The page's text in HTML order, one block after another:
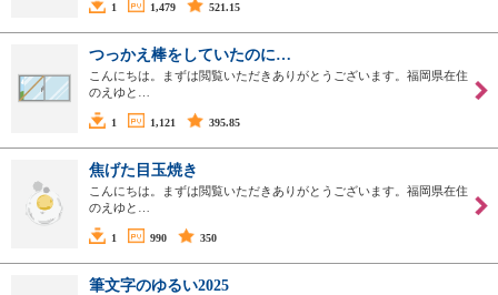
1 1,479 521.15
つっかえ棒をしていたのに…
こんにちは。まずは閲覧いただきありがとうございます。福岡県在住
のえゆと…
1 1,121 395.85
焦げた目玉焼き
こんにちは。まずは閲覧いただきありがとうございます。福岡県在住
のえゆと…
1 990 350
筆文字のゆるい2025